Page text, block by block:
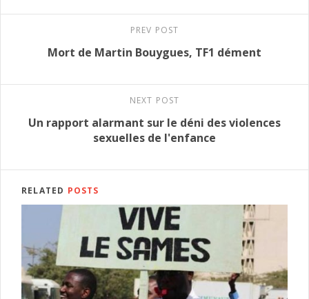
PREV POST
Mort de Martin Bouygues, TF1 dément
NEXT POST
Un rapport alarmant sur le déni des violences
sexuelles de l'enfance
RELATED POSTS